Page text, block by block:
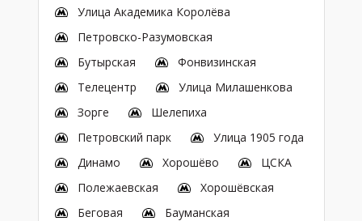
Улица Академика Королёва
Петровско-Разумовская
Бутырская
Фонвизинская
Телецентр
Улица Милашенкова
Зорге
Шелепиха
Петровский парк
Улица 1905 года
Динамо
Хорошёво
ЦСКА
Полежаевская
Хорошёвская
Беговая
Бауманская